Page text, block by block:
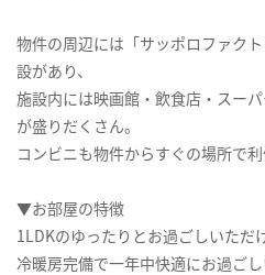
物件の周辺には「サッポロファク
設があり、
施設内には映画館・飲食店・スー
が盛りだくさん。
コンビニも物件からすぐの場所で利
▼お部屋の特徴
1LDKのゆったりとお過ごしいただ
冷暖房完備で一年中快適にお過ごし